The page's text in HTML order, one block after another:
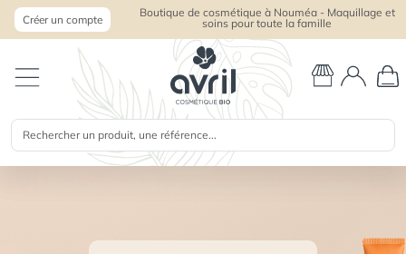
Créer un compte
Boutique de cosmétique à Nouméa - Maquillage et
soins pour toute la famille